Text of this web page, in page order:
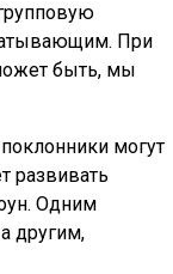
При
быть, мы
могут
развивать
Одним
другим,